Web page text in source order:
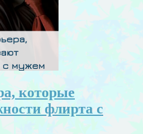
которые
флирта с